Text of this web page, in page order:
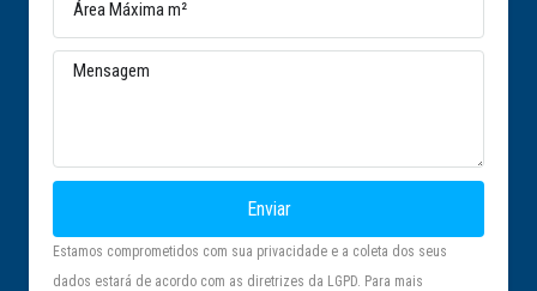
Enviar
Estamos comprometidos com sua privacidade e a coleta dos seus
dados estará de acordo com as diretrizes da LGPD. Para mais